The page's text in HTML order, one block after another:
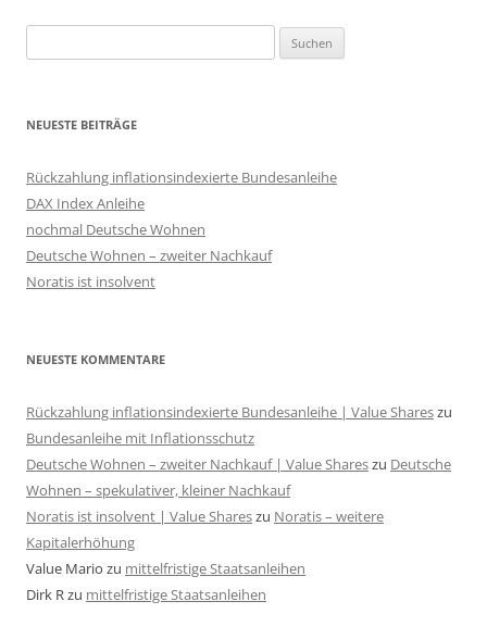
nach:
NEUESTE BEITRÄGE
Rückzahlung inflationsindexierte Bundesanleihe
DAX Index Anleihe
nochmal Deutsche Wohnen
Deutsche Wohnen – zweiter Nachkauf
Noratis ist insolvent
NEUESTE KOMMENTARE
Rückzahlung inflationsindexierte Bundesanleihe | Value Shareszu
Bundesanleihe mit Inflationsschutz
Deutsche Wohnen – zweiter Nachkauf | Value Shareszu Deutsche
Wohnen – spekulativer, kleiner Nachkauf
Noratis ist insolvent | Value Shareszu Noratis – weitere
Kapitalerhöhung
Value Mario zu mittelfristige Staatsanleihen
Dirk R zu mittelfristige Staatsanleihen